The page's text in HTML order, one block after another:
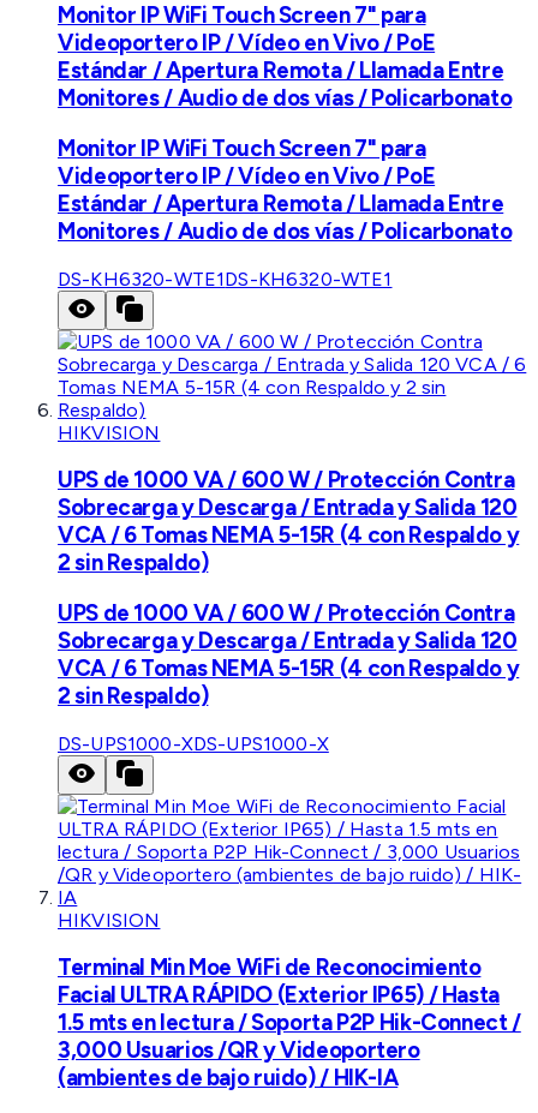
Monitor IP WiFi Touch Screen 7" para
Videoportero IP / Vídeo en Vivo / PoE
Estándar / Apertura Remota / Llamada Entre
Monitores / Audio de dos vías / Policarbonato
Monitor IP WiFi Touch Screen 7" para
Videoportero IP / Vídeo en Vivo / PoE
Estándar / Apertura Remota / Llamada Entre
Monitores / Audio de dos vías / Policarbonato
DS-KH6320-WTE1DS-KH6320-WTE1
HIKVISION
UPS de 1000 VA / 600 W / Protección Contra
Sobrecarga y Descarga / Entrada y Salida 120
VCA / 6 Tomas NEMA 5-15R (4 con Respaldo y
2 sin Respaldo)
UPS de 1000 VA / 600 W / Protección Contra
Sobrecarga y Descarga / Entrada y Salida 120
VCA / 6 Tomas NEMA 5-15R (4 con Respaldo y
2 sin Respaldo)
DS-UPS1000-XDS-UPS1000-X
HIKVISION
Terminal Min Moe WiFi de Reconocimiento
Facial ULTRA RÁPIDO (Exterior IP65) / Hasta
1.5 mts en lectura / Soporta P2P Hik-Connect /
3,000 Usuarios /QR y Videoportero
(ambientes de bajo ruido) / HIK-IA